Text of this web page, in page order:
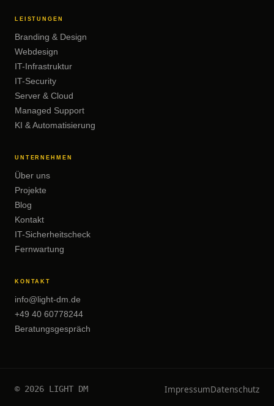
LEISTUNGEN
Branding & Design
Webdesign
IT-Infrastruktur
IT-Security
Server & Cloud
Managed Support
KI & Automatisierung
UNTERNEHMEN
Über uns
Projekte
Blog
Kontakt
IT-Sicherheitscheck
Fernwartung
KONTAKT
info@light-dm.de
+49 40 60778244
Beratungsgespräch
© 2026 LIGHT DM ImpressumDatenschutz